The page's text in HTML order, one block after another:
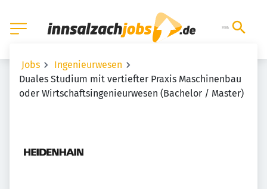
Jobs
Ingenieurwesen
Duales Studium mit vertiefter Praxis Maschinenbau
oder Wirtschaftsingenieurwesen (Bachelor / Master)